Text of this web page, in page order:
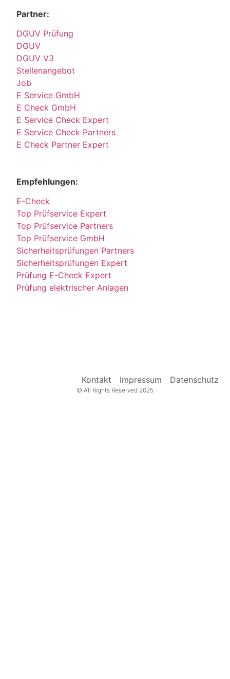
Partner:
DGUV Prüfung
DGUV
DGUV V3
Stellenangebot
Job
E Service GmbH
E Check GmbH
E Service Check Expert
E Service Check Partners
E Check Partner Expert
Empfehlungen:
E-Check
Top Prüfservice Expert
Top Prüfservice Partners
Top Prüfservice GmbH
Sicherheitsprüfungen Partners
Sicherheitsprüfungen Expert
Prüfung E-Check Expert
Prüfung elektrischer Anlagen
Kontakt Impressum Datenschutz
© All Rights Reserved 2025